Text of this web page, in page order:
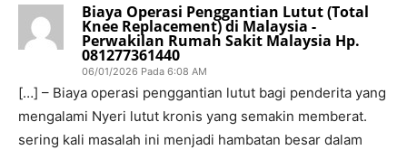
Biaya Operasi Penggantian Lutut (Total
Knee Replacement) di Malaysia -
Perwakilan Rumah Sakit Malaysia Hp.
081277361440
06/01/2026 Pada 6:08 AM
[…] – Biaya operasi penggantian lutut bagi penderita yang
mengalami Nyeri lutut kronis yang semakin memberat.
sering kali masalah ini menjadi hambatan besar dalam